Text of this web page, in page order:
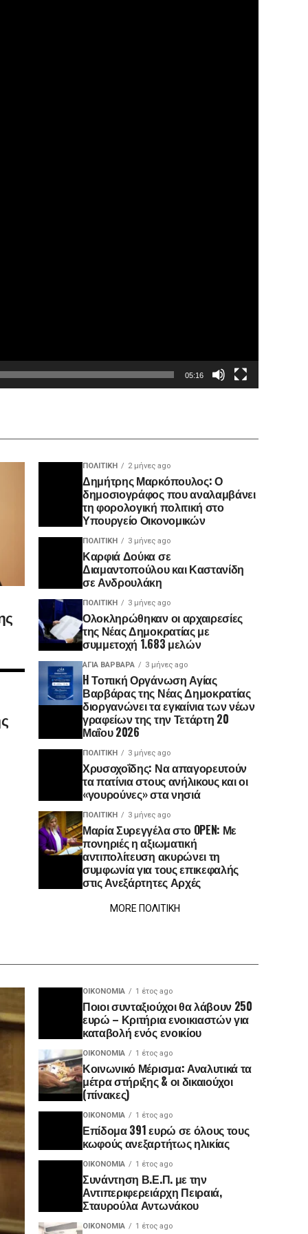
05:16
ΠΟΛΙΤΙΚΉ 2 μήνες ago
Δημήτρης Μαρκόπουλος: Ο
δημοσιογράφος που αναλαμβάνει
τη φορολογική πολιτική στο
Υπουργείο Οικονομικών
ΠΟΛΙΤΙΚΉ 3 μήνες ago
Καρφιά Δούκα σε
Διαμαντοπούλου και Καστανίδη
σε Ανδρουλάκη
ΠΟΛΙΤΙΚΉ 3 μήνες ago
Ολοκληρώθηκαν οι αρχαιρεσίες
της Νέας Δημοκρατίας με
συμμετοχή 1.683 μελών
ΑΓΙΑ ΒΑΡΒΑΡΑ 3 μήνες ago
H Τοπική Οργάνωση Αγίας
Βαρβάρας της Νέας Δημοκρατίας
διοργανώνει τα εγκαίνια των νέων
γραφείων της την Τετάρτη 20
Μαΐου 2026
ΠΟΛΙΤΙΚΉ 3 μήνες ago
Χρυσοχοΐδης: Να απαγορευτούν
τα πατίνια στους ανήλικους και οι
«γουρούνες» στα νησιά
ΠΟΛΙΤΙΚΉ 3 μήνες ago
Μαρία Συρεγγέλα στο OPEN: Με
πονηριές η αξιωματική
αντιπολίτευση ακυρώνει τη
συμφωνία για τους επικεφαλής
στις Ανεξάρτητες Αρχές
MORE ΠΟΛΙΤΙΚΗ
ΟΙΚΟΝΟΜΊΑ 1 έτος ago
Ποιοι συνταξιούχοι θα λάβουν 250
ευρώ – Κριτήρια ενοικιαστών για
καταβολή ενός ενοικίου
ΟΙΚΟΝΟΜΊΑ 1 έτος ago
Κοινωνικό Μέρισμα: Αναλυτικά τα
μέτρα στήριξης & οι δικαιούχοι
(πίνακες)
ΟΙΚΟΝΟΜΊΑ 1 έτος ago
Επίδομα 391 ευρώ σε όλους τους
κωφούς ανεξαρτήτως ηλικίας
ΟΙΚΟΝΟΜΊΑ 1 έτος ago
Συνάντηση Β.Ε.Π. με την
Αντιπεριφερειάρχη Πειραιά,
Σταυρούλα Αντωνάκου
ΟΙΚΟΝΟΜΊΑ 1 έτος ago